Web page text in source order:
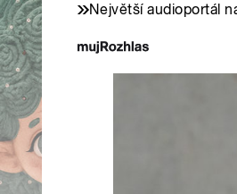
Největší audioportál